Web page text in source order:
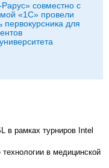
совместно с
«1С» провели
первокурсника для
в рамках турниров Intel
в медицинской